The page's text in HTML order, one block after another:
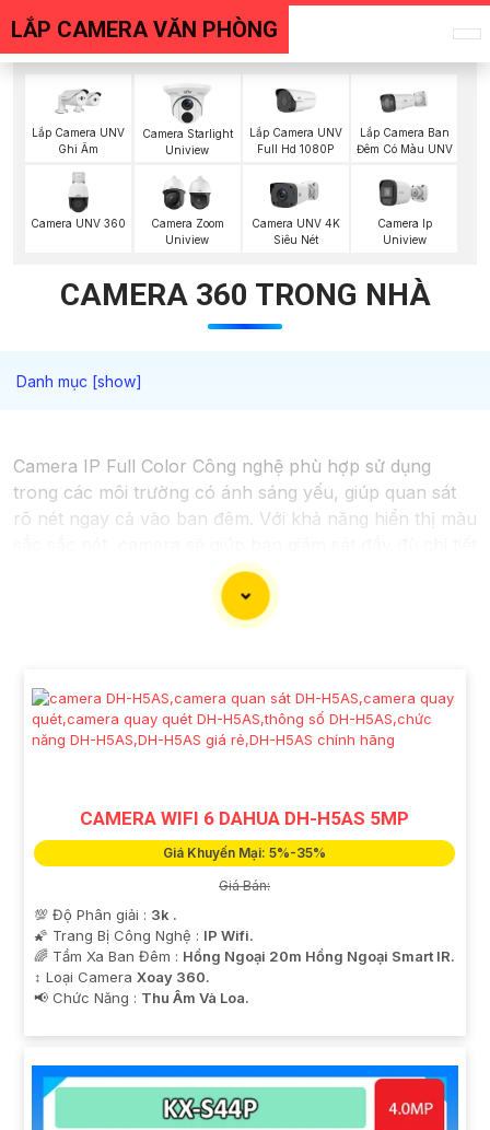
LẮP CAMERA VĂN PHÒNG
Lắp Camera UNV
Ghi Âm
Camera Starlight
Uniview
Lắp Camera UNV
Full Hd 1080P
Lắp Camera Ban
Đêm Có Màu UNV
Camera UNV 360
Camera Zoom
Uniview
Camera UNV 4K
Siêu Nét
Camera Ip
Uniview
CAMERA 360 TRONG NHÀ
Camera IP Full Color Công nghệ phù hợp sử dụng
trong các môi trường có ánh sáng yếu, giúp quan sát
rõ nét ngay cả vào ban đêm. Với khả năng hiển thị màu
và chính xác mọi hoạt động xung quanh, hình ảnh có
màu ban đêm như ban ngày.
CAMERA WIFI 6 DAHUA DH-H5AS 5MP
Giá Khuyến Mại: 5%-35%
Giá Bán:
💯 Độ Phân giải : 3k .
🌠 Trang Bị Công Nghệ : IP Wifi.
🌈 Tầm Xa Ban Đêm : Hồng Ngoại 20m Hồng Ngoại Smart IR.
↕️ Loại Camera Xoay 360.
️📢 Chức Năng : Thu Âm Và Loa.